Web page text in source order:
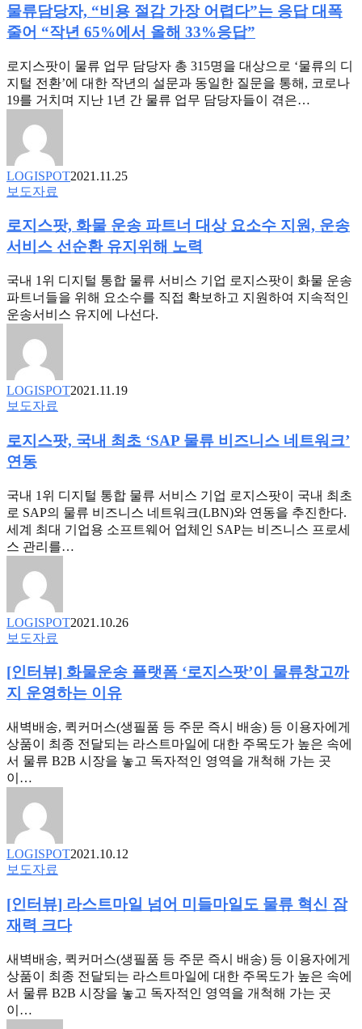
자
유
치 ·
누
적
투
자
574
억
원
담
당
자,
“비
용
절
감
어
렵
다”는
답
대
줄
어
“작
65%
서
올
해
응
답”
물류담당자, “비용 절감 가장 어렵다”는 응답 대폭
줄어 “작년 65%에서 올해 33%응답”
로지스팟이 물류 업무 담당자 총 315명을 대상으로 ‘물류의 디
지털 전환’에 대한 작년의 설문과 동일한 질문을 통해, 코로나
19를 거치며 지난 1년 간 물류 업무 담당자들이 겪은…
LOGISPOT2021.11.25
로
스
팟,
화
물
운
송
파
대
상
요
수
지
운
송
서
비
환
유
위
해
노
보도자료
로지스팟, 화물 운송 파트너 대상 요소수 지원, 운송
서비스 선순환 유지위해 노력
국내 1위 디지털 통합 물류 서비스 기업 로지스팟이 화물 운송
파트너들을 위해 요소수를 직접 확보하고 지원하여 지속적인
운송서비스 유지에 나선다.
LOGISPOT2021.11.19
로
스
팟,
국
내
최
초
‘SAP
물
즈
니
스
트
워
연
동
보도자료
로지스팟, 국내 최초 ‘SAP 물류 비즈니스 네트워크’
연동
국내 1위 디지털 통합 물류 서비스 기업 로지스팟이 국내 최초
로 SAP의 물류 비즈니스 네트워크(LBN)와 연동을 추진한다.
세계 최대 기업용 소프트웨어 업체인 SAP는 비즈니스 프로세
스 관리를…
LOGISPOT2021.10.26
[인
뷰]
화
물
운
송
플
랫
폼
스
팟’이
물
창
고
지
운
영
하
보도자료
[인터뷰] 화물운송 플랫폼 ‘로지스팟’이 물류창고까
지 운영하는 이유
새벽배송, 퀵커머스(생필품 등 주문 즉시 배송) 등 이용자에게
상품이 최종 전달되는 라스트마일에 대한 주목도가 높은 속에
서 물류 B2B 시장을 놓고 독자적인 영역을 개척해 가는 곳
이…
LOGISPOT2021.10.12
[인
뷰]
라
스
트
마
일
넘
어
보도자료
[인터뷰] 라스트마일 넘어 미들마일도 물류 혁신 잠
재력 크다
새벽배송, 퀵커머스(생필품 등 주문 즉시 배송) 등 이용자에게
상품이 최종 전달되는 라스트마일에 대한 주목도가 높은 속에
서 물류 B2B 시장을 놓고 독자적인 영역을 개척해 가는 곳
이…